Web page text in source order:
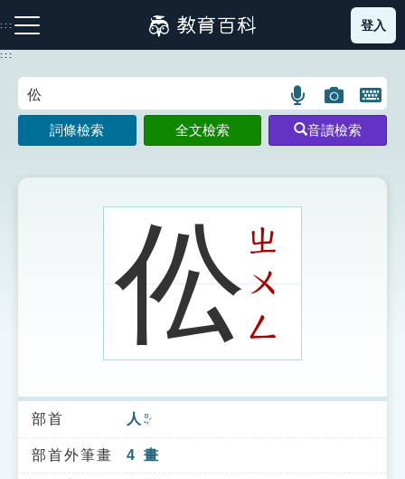
到
主
:::
注音索引圖示 筆畫索引圖示 部首索引表圖示
索引選單
知識索引
登入
:::
語
言
搜
示
圖
片
搜
開
鍵
圖
詞條檢索 全文檢索 音讀檢索
伀ㄓ
ㄨ
ㄥ
部首 人 ㄖㄣˊ
部首外筆畫 4 畫